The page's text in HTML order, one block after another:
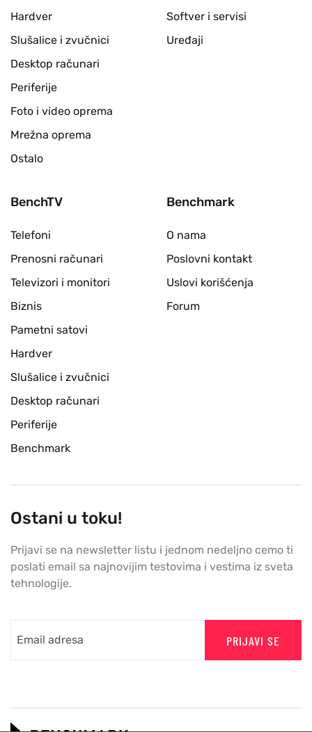
Hardver
Slušalice i zvučnici
Desktop računari
Periferije
Foto i video oprema
Mrežna oprema
Ostalo
Softver i servisi
Uređaji
BenchTV
Telefoni
Prenosni računari
Televizori i monitori
Biznis
Pametni satovi
Hardver
Slušalice i zvučnici
Desktop računari
Periferije
Benchmark
Benchmark
O nama
Poslovni kontakt
Uslovi korišćenja
Forum
Ostani u toku!
Prijavi se na newsletter listu i jednom nedeljno cemo ti
poslati email sa najnovijim testovima i vestima iz sveta
tehnologije.
PRIJAVI SE